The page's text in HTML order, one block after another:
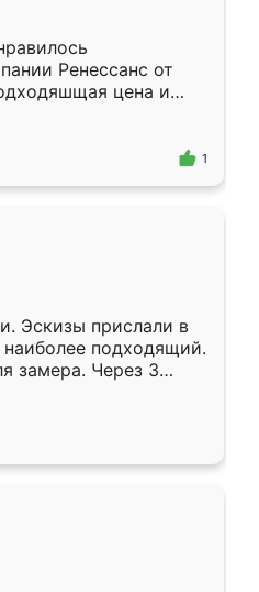
Ренессанс от
цена и
Приехавший
Владислав
самый
1
Эскизы прислали в
подходящий.
замера. Через 3
готова. Остались
Ренессанс
работу!